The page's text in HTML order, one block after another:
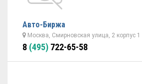
Авто-Биржа
Москва, Смирновская улица, 2 корпус 1
8 (495) 722-65-58